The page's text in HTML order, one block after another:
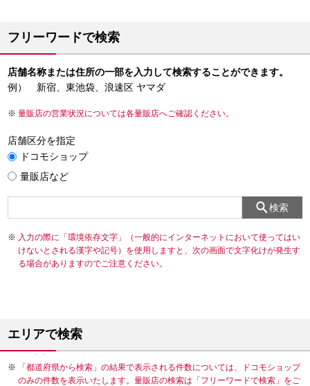
フリーワードで検索
店舗名称または住所の一部を入力して検索することができます。
例） 新宿、東池袋、浪速区 ヤマダ
量販店の営業状況については各量販店へご確認ください。
店舗区分を指定
ドコモショップ
量販店など
検索
入力の際に「環境依存文字」（一般的にインターネットにおいて使ってはい
けないとされる漢字や記号）を使用しますと、次の画面で文字化けが発生す
る場合がありますのでご注意ください。
エリアで検索
「都道府県から検索」の結果で表示される件数については、ドコモショップ
のみの件数を表示いたします。量販店の検索は「フリーワードで検索」をご